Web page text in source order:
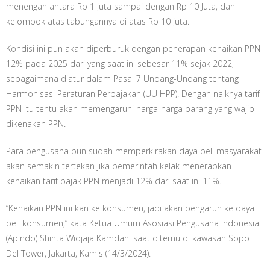
menengah antara Rp 1 juta sampai dengan Rp 10 Juta, dan
kelompok atas tabungannya di atas Rp 10 juta.
Kondisi ini pun akan diperburuk dengan penerapan kenaikan PPN
12% pada 2025 dari yang saat ini sebesar 11% sejak 2022,
sebagaimana diatur dalam Pasal 7 Undang-Undang tentang
Harmonisasi Peraturan Perpajakan (UU HPP). Dengan naiknya tarif
PPN itu tentu akan memengaruhi harga-harga barang yang wajib
dikenakan PPN.
Para pengusaha pun sudah memperkirakan daya beli masyarakat
akan semakin tertekan jika pemerintah kelak menerapkan
kenaikan tarif pajak PPN menjadi 12% dari saat ini 11%.
“Kenaikan PPN ini kan ke konsumen, jadi akan pengaruh ke daya
beli konsumen,” kata Ketua Umum Asosiasi Pengusaha Indonesia
(Apindo) Shinta Widjaja Kamdani saat ditemu di kawasan Sopo
Del Tower, Jakarta, Kamis (14/3/2024).